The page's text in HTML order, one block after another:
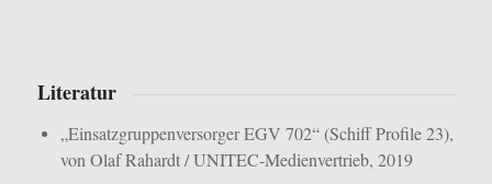
Literatur
„Einsatzgruppenversorger EGV 702“ (Schiff Profile 23),
von Olaf Rahardt / UNITEC-Medienvertrieb, 2019